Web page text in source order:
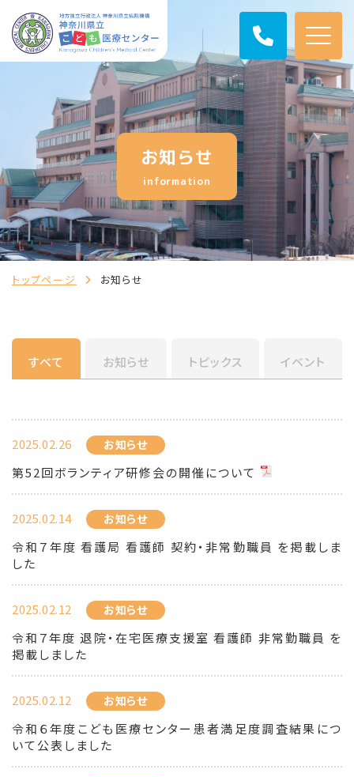
お知らせ
information
トップページ お知らせ
すべて お知らせ トピックス イベント
2025.02.26 お知らせ
第52回ボランティア研修会の開催について
2025.02.14 お知らせ
令和７年度 看護局 看護師 契約・非常勤職員 を掲載しま
した
2025.02.12 お知らせ
令和７年度 退院・在宅医療支援室 看護師 非常勤職員 を
掲載しました
2025.02.12 お知らせ
令和６年度こども医療センター患者満足度調査結果につ
いて公表しました